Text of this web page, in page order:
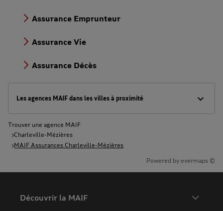
Assurance Emprunteur
Assurance Vie
Assurance Décès
Les agences MAIF dans les villes à proximité
Trouver une agence MAIF
Charleville-Mézières
MAIF Assurances Charleville-Mézières
Powered by evermaps ©
Découvrir la MAIF